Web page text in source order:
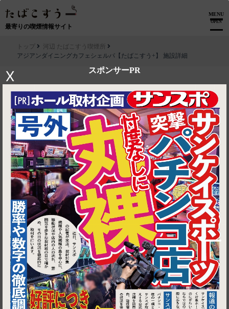
最寄りの喫煙情報サイト
MENU
OPEN
スポンサーPR
X
1
トップ
河辺 たばこすう喫煙所
アジアンダイニングカフェシェルパ【たばこすう+】 施設詳細
▶ ルートを見る
河辺 たばこすう喫煙所│アジアンダイニングカフェシェルパ【たば
こすう+】